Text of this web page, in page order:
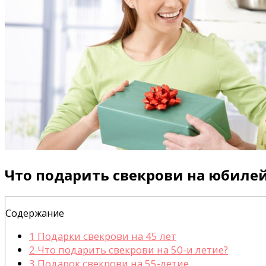
Что подарить свекрови на
Содержание
1 Подарки свекрови на 45 лет
2 Что подарить свекрови на 50-и летие?
3 Подарок свекрови на 55-летие